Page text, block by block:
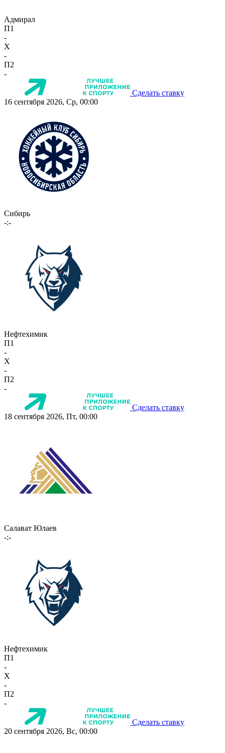
Адмирал
П1
-
X
-
П2
-
Сделать ставку
16 сентября 2026, Ср, 00:00
Сибирь
-:-
Нефтехимик
П1
-
X
-
П2
-
Сделать ставку
18 сентября 2026, Пт, 00:00
Салават Юлаев
-:-
Нефтехимик
П1
-
X
-
П2
-
Сделать ставку
20 сентября 2026, Вс, 00:00